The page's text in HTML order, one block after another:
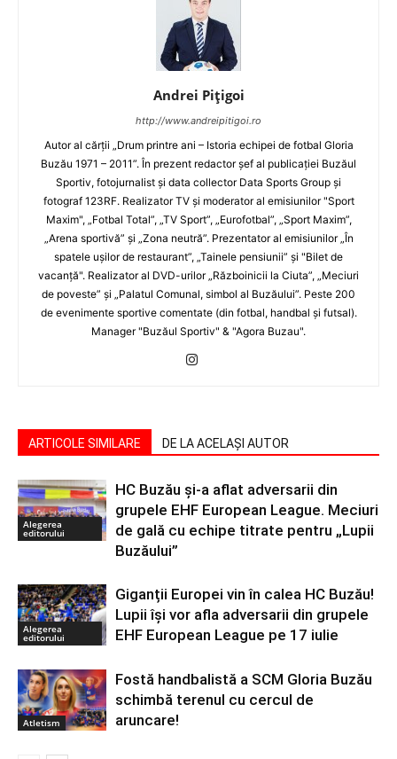
Andrei Pițigoi
http://www.andreipitigoi.ro
Autor al cărţii „Drum printre ani – Istoria echipei de fotbal Gloria
Buzău 1971 – 2011”. În prezent redactor şef al publicaţiei Buzăul
Sportiv, fotojurnalist şi data collector Data Sports Group şi
fotograf 123RF. Realizator TV şi moderator al emisiunilor "Sport
Maxim", „Fotbal Total”, „TV Sport”, „Eurofotbal”, „Sport Maxim”,
„Arena sportivă” şi „Zona neutră”. Prezentator al emisiunilor „În
spatele uşilor de restaurant”, „Tainele pensiunii” şi "Bilet de
vacanţă". Realizator al DVD-urilor „Războinicii la Ciuta”, „Meciuri
de poveste” şi „Palatul Comunal, simbol al Buzăului”. Peste 200
de evenimente sportive comentate (din fotbal, handbal şi futsal).
Manager "Buzăul Sportiv" & "Agora Buzau".
ARTICOLE SIMILARE DE LA ACELAȘI AUTOR
Alegerea
editorului
HC Buzău și-a aflat adversarii din
grupele EHF European League. Meciuri
de gală cu echipe titrate pentru „Lupii
Buzăului”
Alegerea
editorului
Giganții Europei vin în calea HC Buzău!
Lupii își vor afla adversarii din grupele
EHF European League pe 17 iulie
Atletism
Fostă handbalistă a SCM Gloria Buzău
schimbă terenul cu cercul de
aruncare!